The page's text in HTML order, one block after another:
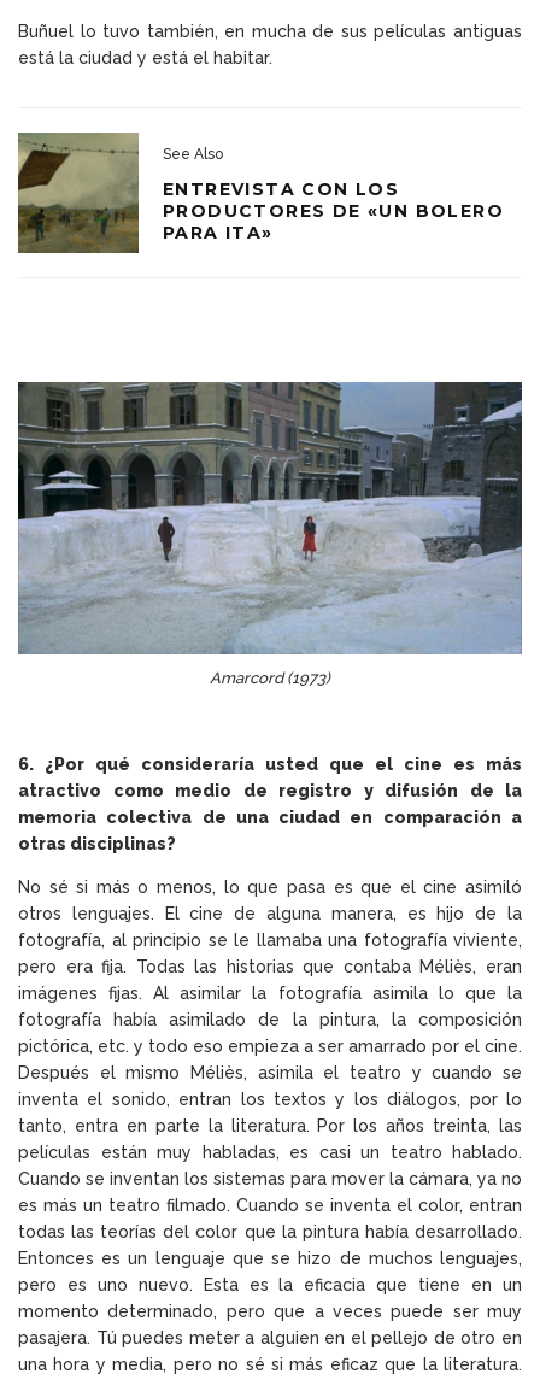
Buñuel lo tuvo también, en mucha de sus películas antiguas
está la ciudad y está el habitar.
See Also
ENTREVISTA CON LOS
PRODUCTORES DE «UN BOLERO
PARA ITA»
Amarcord (1973)
6. ¿Por qué consideraría usted que el cine es más
atractivo como medio de registro y difusión de la
memoria colectiva de una ciudad en comparación a
otras disciplinas?
No sé si más o menos, lo que pasa es que el cine asimiló
otros lenguajes. El cine de alguna manera, es hijo de la
fotografía, al principio se le llamaba una fotografía viviente,
pero era fija. Todas las historias que contaba Méliès, eran
imágenes fijas. Al asimilar la fotografía asimila lo que la
fotografía había asimilado de la pintura, la composición
pictórica, etc. y todo eso empieza a ser amarrado por el cine.
Después el mismo Méliès, asimila el teatro y cuando se
inventa el sonido, entran los textos y los diálogos, por lo
tanto, entra en parte la literatura. Por los años treinta, las
películas están muy habladas, es casi un teatro hablado.
Cuando se inventan los sistemas para mover la cámara, ya no
es más un teatro filmado. Cuando se inventa el color, entran
todas las teorías del color que la pintura había desarrollado.
Entonces es un lenguaje que se hizo de muchos lenguajes,
pero es uno nuevo. Esta es la eficacia que tiene en un
momento determinado, pero que a veces puede ser muy
pasajera. Tú puedes meter a alguien en el pellejo de otro en
una hora y media, pero no sé si más eficaz que la literatura.